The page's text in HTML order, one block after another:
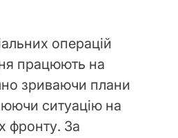
операцій
працюють на
зриваючи плани
ситуацію на
фронту. За